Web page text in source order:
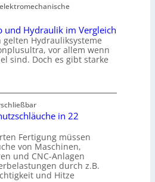
und Hydraulik im Vergleich
Hydrauliksysteme
vor allem wenn
sind. Doch es gibt starke
in 22
Fertigung müssen
von Maschinen,
und CNC-Anlagen
durch z.B.
und Hitze